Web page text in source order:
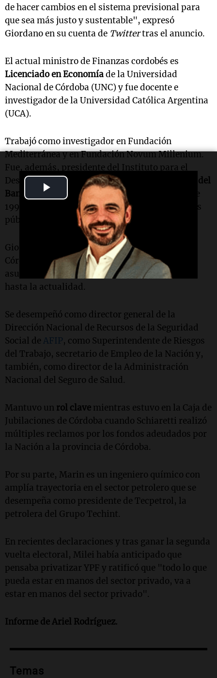
Play
Video
de hacer cambios en el sistema previsional para
que sea más justo y sustentable", expresó
Giordano en su cuenta de Twittertras el anuncio.
El actual ministro de Finanzas cordobés es
Licenciado en Economíade la Universidad
Nacional de Córdoba (UNC) y fue docente e
investigador de la Universidad Católica Argentina
(UCA).
Trabajó como investigador en Fundación
Mediterránea y en Fundación Novum Millenium.
Fue, además, presidente del Instituto para el
Desarrollo Social Argentino (Idesa) y
consultor del
Banco Interamericano de Desarrollo (BID)
entre
1992 y 2014, donde trabajó en temas de políticas
públicas.
Giordano fue Secretario de Previsión Social de
Córdoba entre 2007 y 2015. Posteriormente,
asumió como ministro de Finanzas provincial,
hasta la actualidad.
Se desempeñó como director general de la
Dirección Nacional de Recursos de la Seguridad
Social de AFIP, como Superintendente de Riesgos
del Trabajo, secretario de Empleo de la Nación y,
también, como director de la Administración
Nacional del Seguro de Salud.
Mantuvo un rol clave mientras estuvo en la Caja de
Jubilaciones de Córdoba cuando Schiaretti realizó
múltiples reclamos por los fondos adeudados por
la Nación a la provincia de Córdoba.
Por su parte, Marin es un ingeniero químico con
amplía trayectoria en el sector petrolero que se
desempeña como presidente de Tecpetrol, la
petrolera del Grupo Techint.
En recientes declaraciones y tras ganar la segunda
vuelta electoral, Milei había anticipado que
pensaba privatizar YPF y ratificó que "todo lo que
pueda estar en manos del sector privado, va a
estar en manos del sector privado".
Informe de Ariel Rodríguez.
Temas